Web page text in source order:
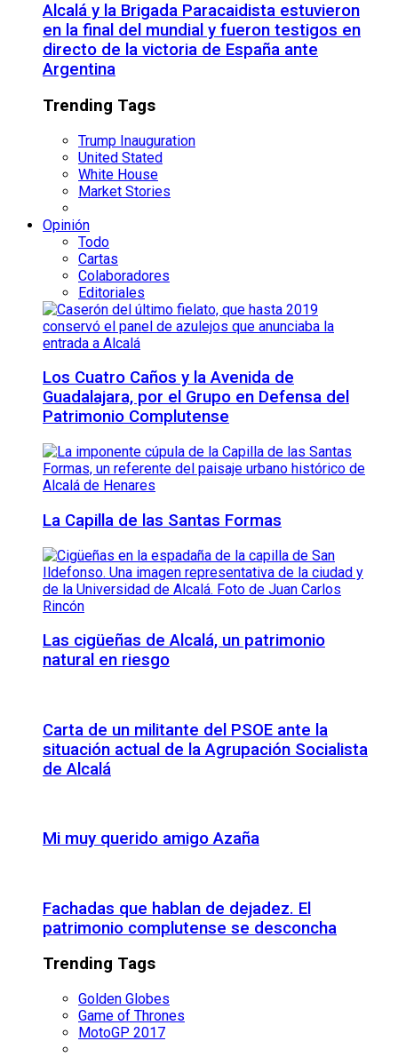
Alcalá y la Brigada Paracaidista estuvieron
en la final del mundial y fueron testigos en
directo de la victoria de España ante
Argentina
Trending Tags
Trump Inauguration
United Stated
White House
Market Stories
Opinión
Todo
Cartas
Colaboradores
Editoriales
Los Cuatro Caños y la Avenida de
Guadalajara, por el Grupo en Defensa del
Patrimonio Complutense
La Capilla de las Santas Formas
Las cigüeñas de Alcalá, un patrimonio
natural en riesgo
Carta de un militante del PSOE ante la
situación actual de la Agrupación Socialista
de Alcalá
Mi muy querido amigo Azaña
Fachadas que hablan de dejadez. El
patrimonio complutense se desconcha
Trending Tags
Golden Globes
Game of Thrones
MotoGP 2017